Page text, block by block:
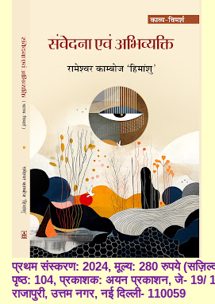
प्रथम संस्करण: 2024, मूल्य: 280 रुपये
पृष्ठ: 104, प्रकाशक: अयन प्रकाशन, जे- 19/
राजापुरी, उत्तम नगर, नई दिल्ली- 110059